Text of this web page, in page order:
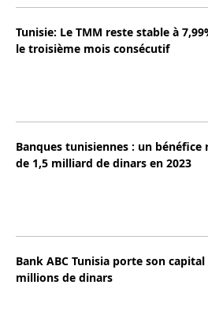
Tunisie: Le TMM reste stable à
le troisième mois consécutif
Banques tunisiennes : un bénéfice
de 1,5 milliard de dinars en 2023
Bank ABC Tunisia porte son capital
millions de dinars